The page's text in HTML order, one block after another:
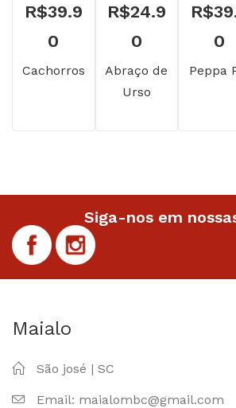
R$39.9
0
Cachorros
R$24.9
0
Abraço de
Urso
R$
0
Peppa
Siga-nos em
Maialo
São josé | SC
Email: maialombc@gmail.com